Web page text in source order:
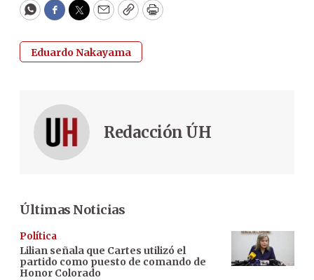
WhatsApp
Facebook
Twitter
EmailCopyPrint
Eduardo Nakayama
Redacción ÚH
Últimas Noticias
Política
Lilian señala que Cartes utilizó el
partido como puesto de comando de
Honor Colorado